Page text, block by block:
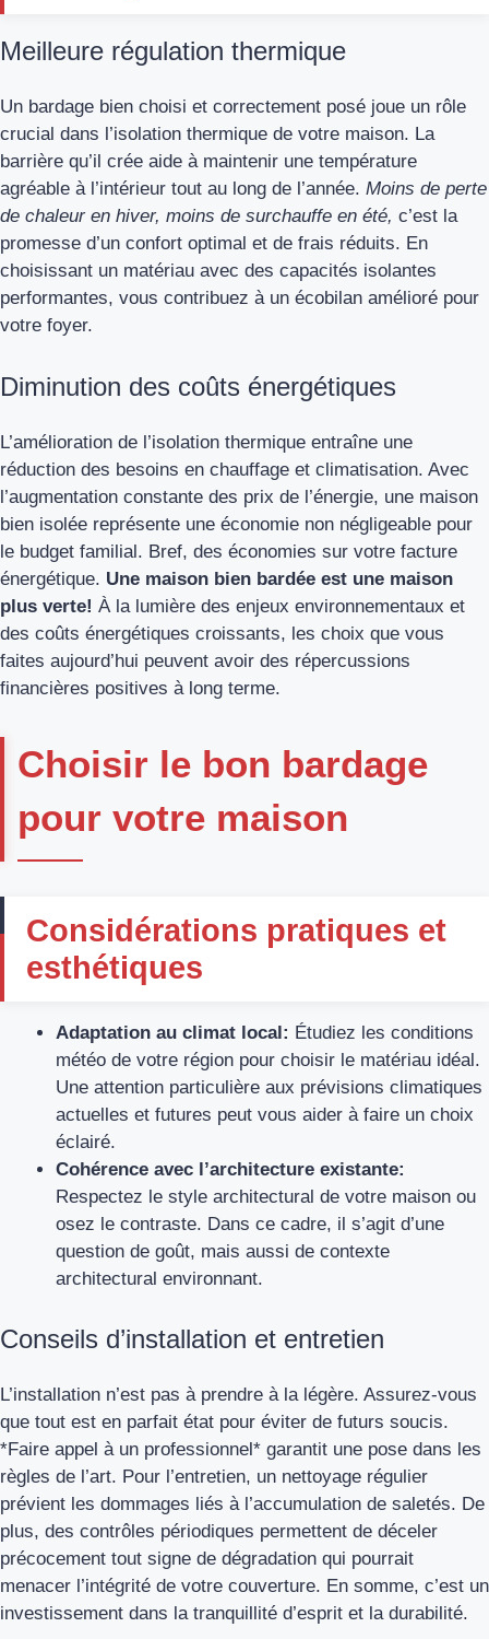
Meilleure régulation thermique
Un bardage bien choisi et correctement posé joue un rôle
crucial dans l’isolation thermique de votre maison. La
barrière qu’il crée aide à maintenir une température
agréable à l’intérieur tout au long de l’année. Moins de perte
de chaleur en hiver, moins de surchauffe en été, c’est la
promesse d’un confort optimal et de frais réduits. En
choisissant un matériau avec des capacités isolantes
performantes, vous contribuez à un écobilan amélioré pour
votre foyer.
Diminution des coûts énergétiques
L’amélioration de l’isolation thermique entraîne une
réduction des besoins en chauffage et climatisation. Avec
l’augmentation constante des prix de l’énergie, une maison
bien isolée représente une économie non négligeable pour
le budget familial. Bref, des économies sur votre facture
énergétique. Une maison bien bardée est une maison
plus verte! À la lumière des enjeux environnementaux et
des coûts énergétiques croissants, les choix que vous
faites aujourd’hui peuvent avoir des répercussions
financières positives à long terme.
Choisir le bon bardage
pour votre maison
Considérations pratiques et
esthétiques
Adaptation au climat local: Étudiez les conditions
météo de votre région pour choisir le matériau idéal.
Une attention particulière aux prévisions climatiques
actuelles et futures peut vous aider à faire un choix
éclairé.
Cohérence avec l’architecture existante:
Respectez le style architectural de votre maison ou
osez le contraste. Dans ce cadre, il s’agit d’une
question de goût, mais aussi de contexte
architectural environnant.
Conseils d’installation et entretien
L’installation n’est pas à prendre à la légère. Assurez-vous
que tout est en parfait état pour éviter de futurs soucis.
*Faire appel à un professionnel* garantit une pose dans les
règles de l’art. Pour l’entretien, un nettoyage régulier
prévient les dommages liés à l’accumulation de saletés. De
plus, des contrôles périodiques permettent de déceler
précocement tout signe de dégradation qui pourrait
menacer l’intégrité de votre couverture. En somme, c’est un
investissement dans la tranquillité d’esprit et la durabilité.